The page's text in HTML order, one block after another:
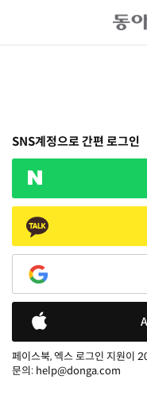
SNS계정으로 간편 로그인
페이스북, 엑스 로그인 지원이
문의: help@donga.com